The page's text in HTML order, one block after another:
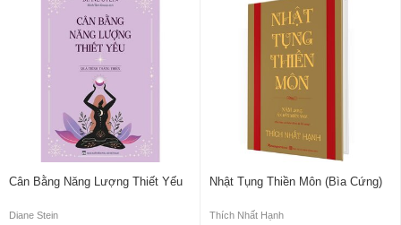
Cân Bằng Năng Lượng Thiết Yếu
Diane Stein
Nhật Tụng Thiền Môn (Bìa Cứng)
Thích Nhất Hạnh